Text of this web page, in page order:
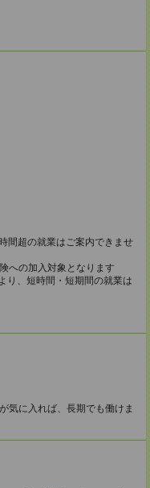
間超の就業はご案内できませ
への加入対象となります
り、短時間・短期間の就業は
に入れば、長期でも働けま